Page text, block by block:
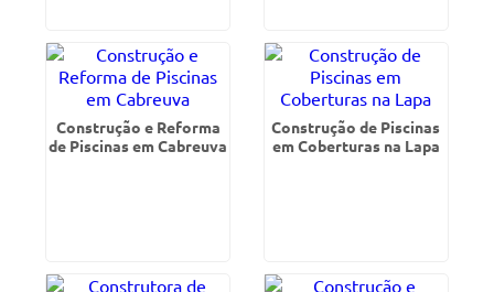
Construção e Reforma
de Piscinas em Cabreuva
Construção de Piscinas
em Coberturas na Lapa